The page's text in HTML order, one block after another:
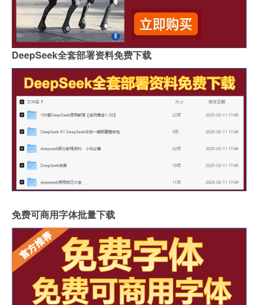
DeepSeek全套部署资料免费下载
免费可商用字体批量下载